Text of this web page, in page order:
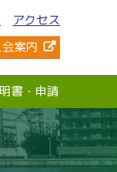
アクセス
案内
社会情勢
・提言
活性化
書・申請